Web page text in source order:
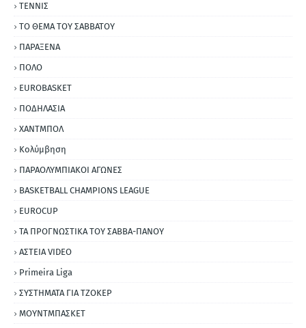
ΤΕΝΝΙΣ
ΤΟ ΘΕΜΑ ΤΟΥ ΣΑΒΒΑΤΟΥ
ΠΑΡΑΞΕΝΑ
ΠΟΛΟ
EUROBASKET
ΠΟΔΗΛΑΣΙΑ
ΧΑΝΤΜΠΟΛ
Κολύμβηση
ΠΑΡΑΟΛΥΜΠΙΑΚΟΙ ΑΓΩΝΕΣ
BASKETBALL CHAMPIONS LEAGUE
EUROCUP
ΤΑ ΠΡΟΓΝΩΣΤΙΚΑ ΤΟΥ ΣΑΒΒΑ-ΠΑΝΟΥ
ΑΣΤΕΙΑ VIDEO
Primeira Liga
ΣΥΣΤΗΜΑΤΑ ΓΙΑ ΤΖΟΚΕΡ
ΜΟΥΝΤΜΠΑΣΚΕΤ